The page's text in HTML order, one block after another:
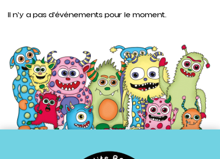
Il n'y a pas d'événements pour le moment.